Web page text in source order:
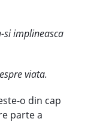
si implineasca
viata.
o din cap
parte a